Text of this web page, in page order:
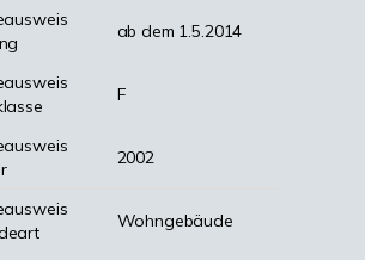
ab dem 1.5.2014
F
2002
Wohngebäude